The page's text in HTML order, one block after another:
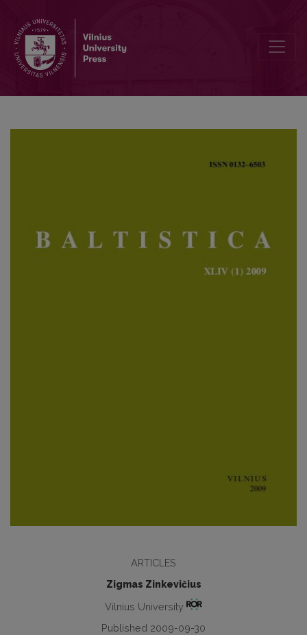
ARTICLES
Zigmas Zinkevičius
Vilnius University
Published 2009-09-30